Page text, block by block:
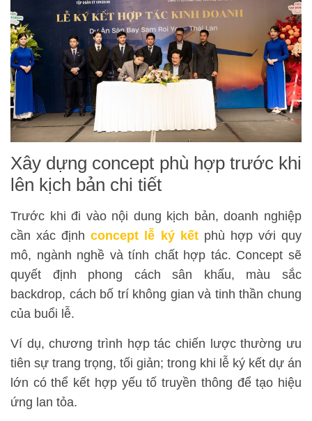
Xây dựng concept phù hợp trước khi
lên kịch bản chi tiết
Trước khi đi vào nội dung kịch bản, doanh nghiệp
cần xác địnhconcept lễ ký kếtphù hợp với quy
mô, ngành nghề và tính chất hợp tác. Concept sẽ
quyết định phong cách sân khấu, màu sắc
backdrop, cách bố trí không gian và tinh thần chung
của buổi lễ.
Ví dụ, chương trình hợp tác chiến lược thường ưu
tiên sự trang trọng, tối giản; trong khi lễ ký kết dự án
lớn có thể kết hợp yếu tố truyền thông để tạo hiệu
ứng lan tỏa.